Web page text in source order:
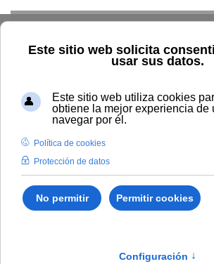
Inicio General Talleres de contenidos
Talleres de
digitales (PCD-